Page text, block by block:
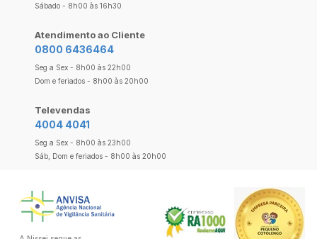
Sábado - 8h00 às 16h30
Atendimento ao Cliente
0800 6436464
Seg a Sex - 8h00 às 22h00
Dom e feriados - 8h00 às 20h00
Televendas
4004 4041
Seg a Sex - 8h00 às 23h00
Sáb, Dom e feriados - 8h00 às 20h00